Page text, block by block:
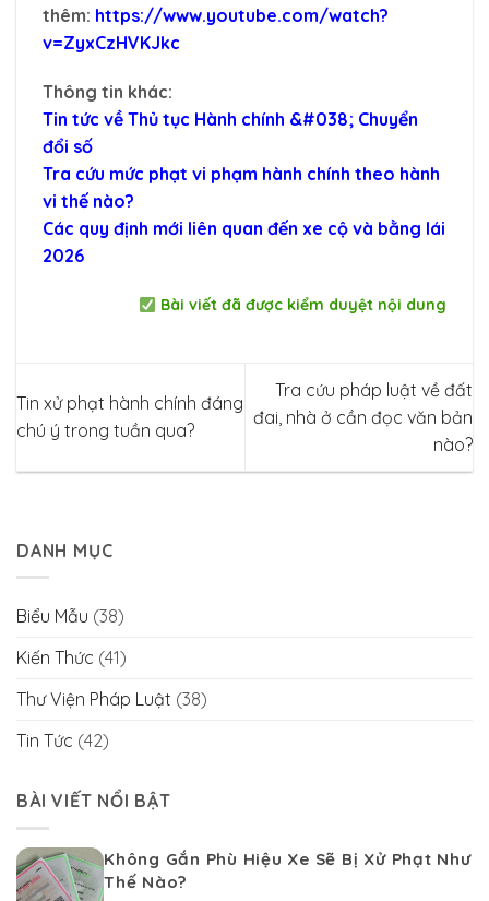
thêm: https://www.youtube.com/watch?
v=ZyxCzHVKJkc
Thông tin khác:
Tin tức về Thủ tục Hành chính &#038; Chuyển
đổi số
Tra cứu mức phạt vi phạm hành chính theo hành
vi thế nào?
Các quy định mới liên quan đến xe cộ và bằng lái
2026
Bài viết đã được kiểm duyệt nội dung
Tin xử phạt hành chính đáng
chú ý trong tuần qua?
Tra cứu pháp luật về đất
đai, nhà ở cần đọc văn bản
nào?
DANH MỤC
Biểu Mẫu (38)
Kiến Thức (41)
Thư Viện Pháp Luật (38)
Tin Tức (42)
BÀI VIẾT NỔI BẬT
Không Gắn Phù Hiệu Xe Sẽ Bị Xử Phạt Như
Thế Nào?